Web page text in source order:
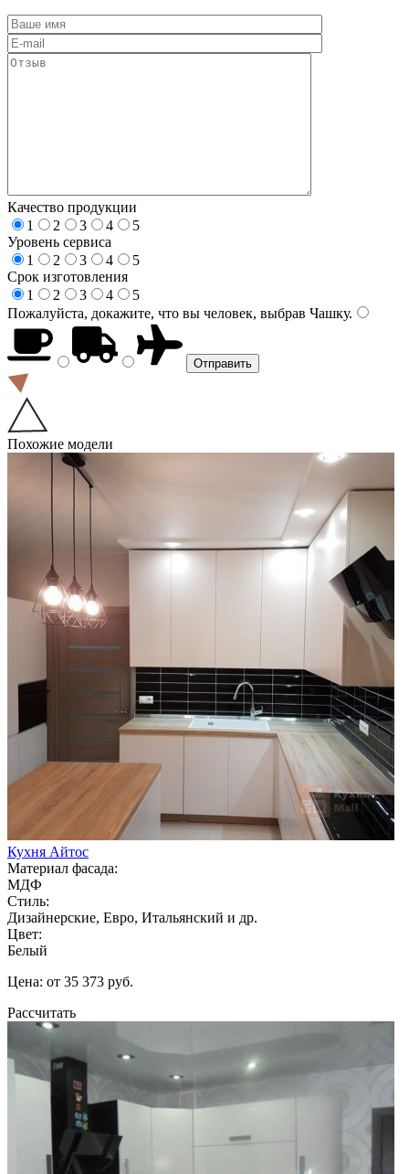
Качество продукции
1
2 3 4
5
Уровень сервиса
1
2 3 4
5
Срок изготовления
1
2 3 4
5
Пожалуйста, докажите, что вы человек, выбрав Чашку.
Похожие модели
Кухня Айтос
Материал фасада:
МДФ
Стиль:
Дизайнерские, Евро, Итальянский и др.
Цвет:
Белый
Цена: от 35 373 руб.
Рассчитать